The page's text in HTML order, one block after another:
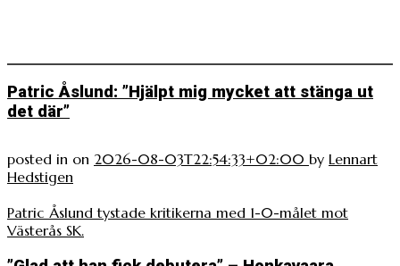
Patric Åslund: ”Hjälpt mig mycket att stänga ut
det där”
posted in on 2026-08-03T22:54:33+02:00 by Lennart
Hedstigen
Patric Åslund tystade kritikerna med 1-0-målet mot
Västerås SK.